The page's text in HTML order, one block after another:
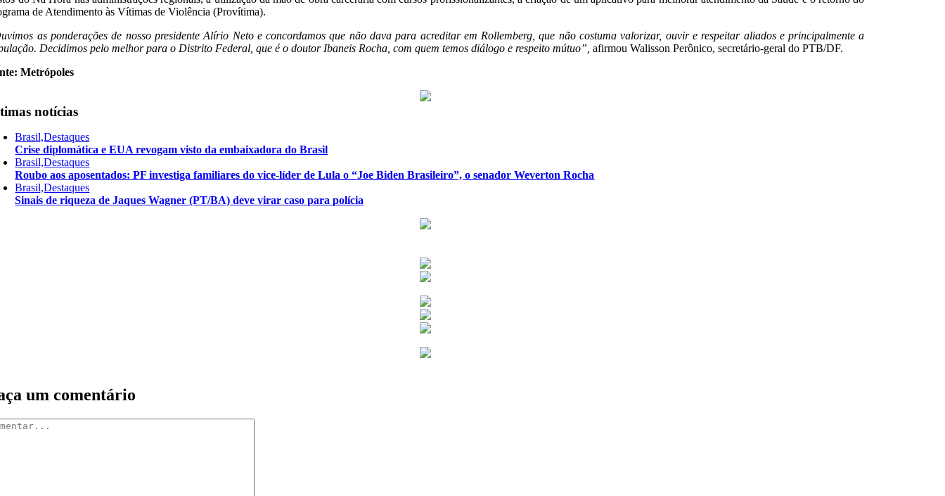
de Atendimento às Vítimas de Violência (Provítima).
as ponderações de nosso presidente Alírio Neto e concordamos que não dava para acreditar em Rollemberg, que não costuma valorizar, ouvir e respeitar aliados e principalmente a
Decidimos pelo melhor para o Distrito Federal, que é o doutor Ibaneis Rocha, com quem temos diálogo e respeito mútuo”, afirmou Walisson Perônico, secretário-geral do PTB/DF.
Metrópoles
notícias
Brasil,Destaques
Crise diplomática e EUA revogam visto da embaixadora do Brasil
Brasil,Destaques
Roubo aos aposentados: PF investiga familiares do vice-líder de Lula o “Joe Biden Brasileiro”, o senador Weverton Rocha
Brasil,Destaques
Sinais de riqueza de Jaques Wagner (PT/BA) deve virar caso para polícia
um comentário